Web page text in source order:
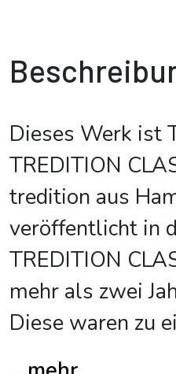
Dieses Werk ist
TREDITION
tredition aus
veröffentlicht in
TREDITION
mehr als zwei
Diese waren zu